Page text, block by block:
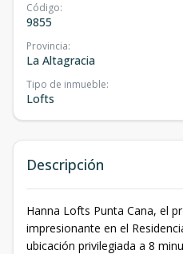
Código:
9855
Provincia:
La Altagracia
Tipo de inmueble:
Lofts
Descripción
Hanna Lofts Punta Cana, el
impresionante en el
ubicación privilegiada a 8